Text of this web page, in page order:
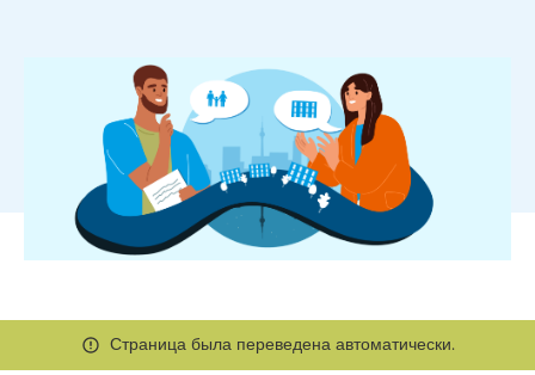
Страница была переведена автоматически.